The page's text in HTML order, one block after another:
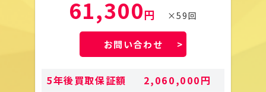
61,300円 ×59回
お問い合わせ
5年後買取保証額 2,060,000円